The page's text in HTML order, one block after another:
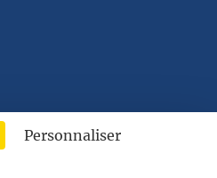
droits réservés
Personnaliser